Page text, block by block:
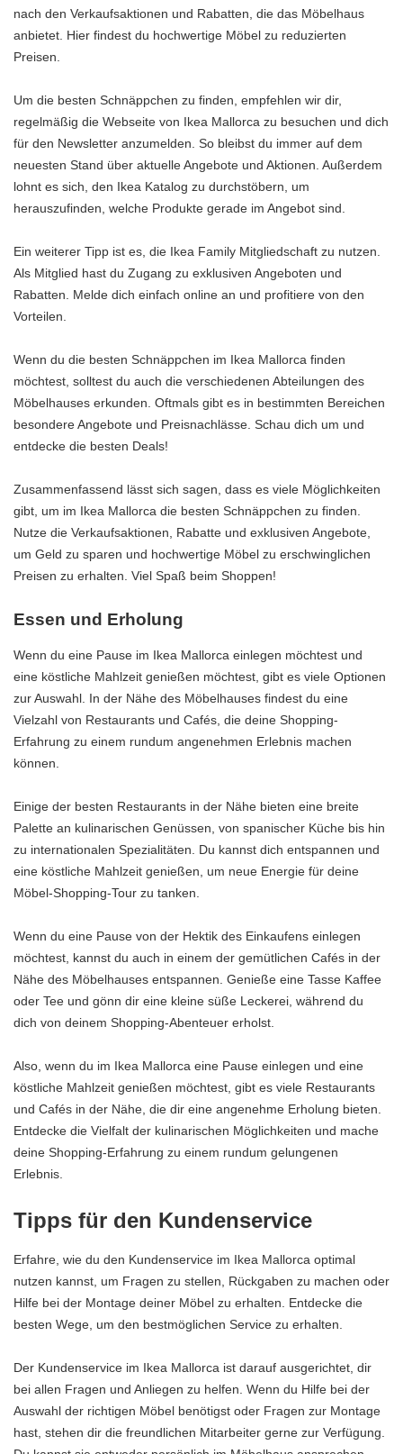
nach den Verkaufsaktionen und Rabatten, die das Möbelhaus
anbietet. Hier findest du hochwertige Möbel zu reduzierten
Preisen.
Um die besten Schnäppchen zu finden, empfehlen wir dir,
regelmäßig die Webseite von Ikea Mallorca zu besuchen und dich
für den Newsletter anzumelden. So bleibst du immer auf dem
neuesten Stand über aktuelle Angebote und Aktionen. Außerdem
lohnt es sich, den Ikea Katalog zu durchstöbern, um
herauszufinden, welche Produkte gerade im Angebot sind.
Ein weiterer Tipp ist es, die Ikea Family Mitgliedschaft zu nutzen.
Als Mitglied hast du Zugang zu exklusiven Angeboten und
Rabatten. Melde dich einfach online an und profitiere von den
Vorteilen.
Wenn du die besten Schnäppchen im Ikea Mallorca finden
möchtest, solltest du auch die verschiedenen Abteilungen des
Möbelhauses erkunden. Oftmals gibt es in bestimmten Bereichen
besondere Angebote und Preisnachlässe. Schau dich um und
entdecke die besten Deals!
Zusammenfassend lässt sich sagen, dass es viele Möglichkeiten
gibt, um im Ikea Mallorca die besten Schnäppchen zu finden.
Nutze die Verkaufsaktionen, Rabatte und exklusiven Angebote,
um Geld zu sparen und hochwertige Möbel zu erschwinglichen
Preisen zu erhalten. Viel Spaß beim Shoppen!
Essen und Erholung
Wenn du eine Pause im Ikea Mallorca einlegen möchtest und
eine köstliche Mahlzeit genießen möchtest, gibt es viele Optionen
zur Auswahl. In der Nähe des Möbelhauses findest du eine
Vielzahl von Restaurants und Cafés, die deine Shopping-
Erfahrung zu einem rundum angenehmen Erlebnis machen
können.
Einige der besten Restaurants in der Nähe bieten eine breite
Palette an kulinarischen Genüssen, von spanischer Küche bis hin
zu internationalen Spezialitäten. Du kannst dich entspannen und
eine köstliche Mahlzeit genießen, um neue Energie für deine
Möbel-Shopping-Tour zu tanken.
Wenn du eine Pause von der Hektik des Einkaufens einlegen
möchtest, kannst du auch in einem der gemütlichen Cafés in der
Nähe des Möbelhauses entspannen. Genieße eine Tasse Kaffee
oder Tee und gönn dir eine kleine süße Leckerei, während du
dich von deinem Shopping-Abenteuer erholst.
Also, wenn du im Ikea Mallorca eine Pause einlegen und eine
köstliche Mahlzeit genießen möchtest, gibt es viele Restaurants
und Cafés in der Nähe, die dir eine angenehme Erholung bieten.
Entdecke die Vielfalt der kulinarischen Möglichkeiten und mache
deine Shopping-Erfahrung zu einem rundum gelungenen
Erlebnis.
Tipps für den Kundenservice
Erfahre, wie du den Kundenservice im Ikea Mallorca optimal
nutzen kannst, um Fragen zu stellen, Rückgaben zu machen oder
Hilfe bei der Montage deiner Möbel zu erhalten. Entdecke die
besten Wege, um den bestmöglichen Service zu erhalten.
Der Kundenservice im Ikea Mallorca ist darauf ausgerichtet, dir
bei allen Fragen und Anliegen zu helfen. Wenn du Hilfe bei der
Auswahl der richtigen Möbel benötigst oder Fragen zur Montage
hast, stehen dir die freundlichen Mitarbeiter gerne zur Verfügung.